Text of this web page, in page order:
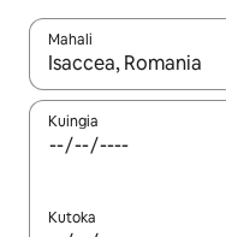
Mahali
Wakati matokeo
Kuingia
Kutoka